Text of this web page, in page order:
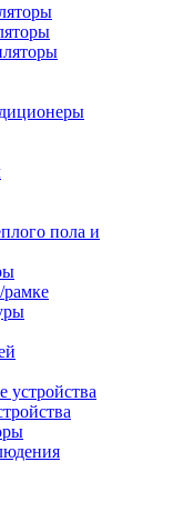
пола и
устройства